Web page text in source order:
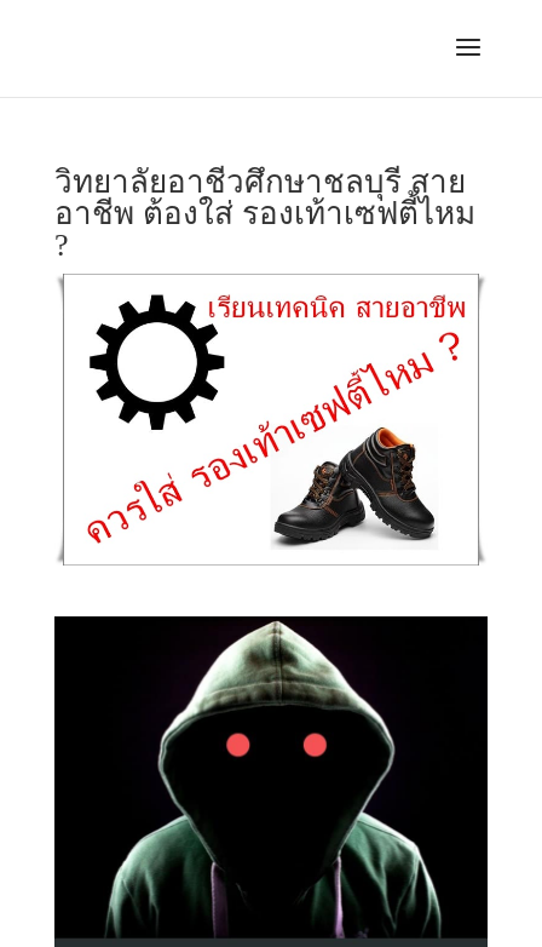
วิทยาลัยอาชีวศึกษาชลบุรี สาย
อาชีพ ต้องใส่ รองเท้าเซฟตี้ไหม
?